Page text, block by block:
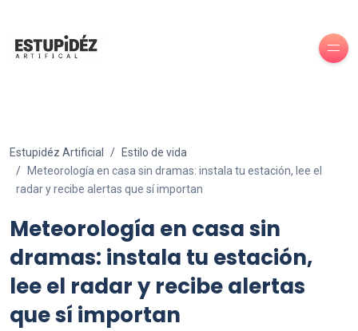
Estupidéz Artificial
Estilo de vida
Meteorología en casa sin dramas: instala tu estación, lee el
radar y recibe alertas que sí importan
Meteorología en casa sin
dramas: instala tu estación,
lee el radar y recibe alertas
que sí importan